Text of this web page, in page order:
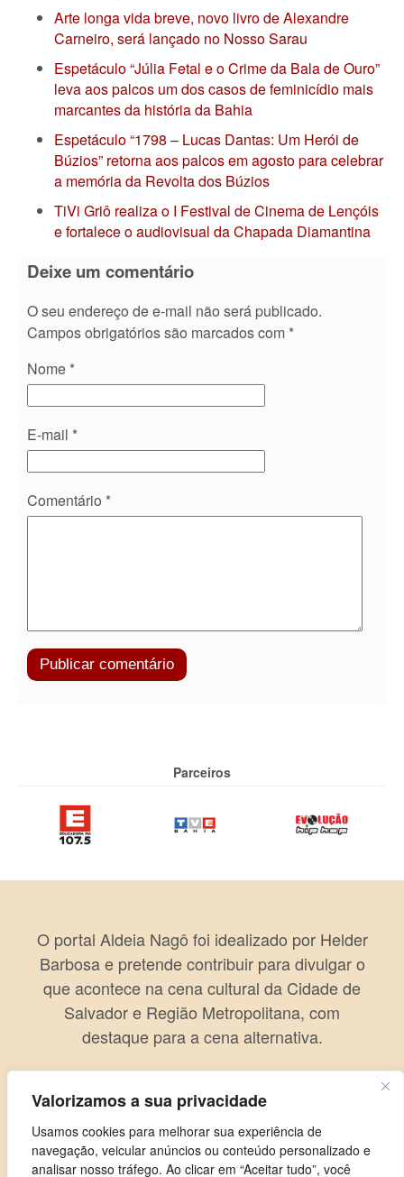
Valorizamos a sua privacidade
Usamos cookies para melhorar sua experiência de
navegação, veicular anúncios ou conteúdo personalizado e
analisar nosso tráfego. Ao clicar em “Aceitar tudo”, você
Arte longa vida breve, novo livro de Alexandre
Carneiro, será lançado no Nosso Sarau
Espetáculo “Júlia Fetal e o Crime da Bala de Ouro”
leva aos palcos um dos casos de feminicídio mais
marcantes da história da Bahia
Espetáculo “1798 – Lucas Dantas: Um Herói de
Búzios” retorna aos palcos em agosto para celebrar
a memória da Revolta dos Búzios
TiVi Griô realiza o I Festival de Cinema de Lençóis
e fortalece o audiovisual da Chapada Diamantina
Deixe um comentário
O seu endereço de e-mail não será publicado.
Campos obrigatórios são marcados com *
Nome *
E-mail *
Comentário *
Parceiros
O portal Aldeia Nagô foi idealizado por Helder
Barbosa e pretende contribuir para divulgar o
que acontece na cena cultural da Cidade de
Salvador e Região Metropolitana, com
destaque para a cena alternativa.